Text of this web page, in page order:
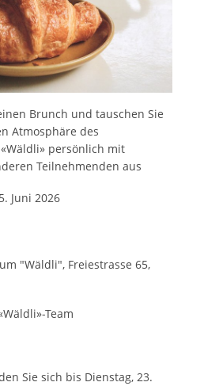
Brunch und tauschen Sie
Atmosphäre des
persönlich mit
Teilnehmenden aus
Juni 2026
"Wäldli", Freiestrasse 65,
Team
Sie sich bis Dienstag, 23.